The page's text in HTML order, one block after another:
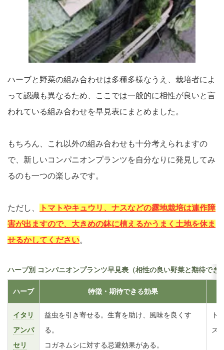
ハーブと野菜の組み合わせは多種多様なうえ、栽培者によ
って認識も異なるため、ここでは一般的に相性が良いと言
われている組み合わせを早見表にまとめました。
もちろん、これ以外の組み合わせも十分考えられますの
で、新しいコンパニオンプランツを自分なりに発見してみ
るのも一つの楽しみです。
ただし、
トマトやキュウリ、ナスなどの露地栽培は連作障
害が出ますので、大きめの鉢に植えるかうまく土地を休ま
せるかしてください。
ハーブ別 コンパニオンプランツ早見表（相性の良い野菜と期待でき
ハーブ 特徴・期待できる効果
イタリ
アンパ
セリ
益虫を引き寄せる。生育を助け、風味を良くす
る。
コガネムシに対する忌避効果がある。
ト
ス